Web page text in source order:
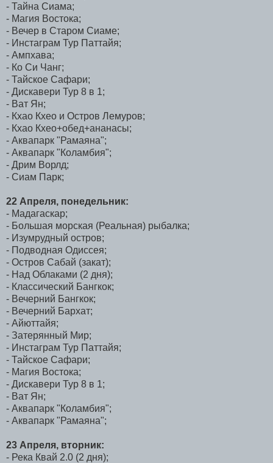
- Тайна Сиама;
- Магия Востока;
- Вечер в Старом Сиаме;
- Инстаграм Тур Паттайя;
- Ампхава;
- Ко Си Чанг;
- Тайское Сафари;
- Дискавери Тур 8 в 1;
- Ват Ян;
- Кхао Кхео и Остров Лемуров;
- Кхао Кхео+обед+ананасы;
- Аквапарк "Рамаяна";
- Аквапарк "Коламбия";
- Дрим Ворлд;
- Сиам Парк;
22 Апреля, понедельник:
- Мадагаскар;
- Большая морская (Реальная) рыбалка;
- Изумрудный остров;
- Подводная Одиссея;
- Остров Сабай (закат);
- Над Облаками (2 дня);
- Классический Бангкок;
- Вечерний Бангкок;
- Вечерний Бархат;
- Айюттайя;
- Затерянный Мир;
- Инстаграм Тур Паттайя;
- Тайское Сафари;
- Магия Востока;
- Дискавери Тур 8 в 1;
- Ват Ян;
- Аквапарк "Коламбия";
- Аквапарк "Рамаяна";
23 Апреля, вторник:
- Река Квай 2.0 (2 дня);